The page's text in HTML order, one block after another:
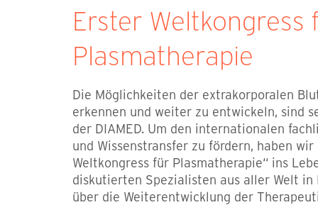
Erster Weltkongress
Plasmatherapie
Die Möglichkeiten der extrakorporalen
erkennen und weiter zu entwickeln, sind
der DIAMED. Um den internationalen
und Wissenstransfer zu fördern, haben wir
Weltkongress für Plasmatherapie“ ins
diskutierten Spezialisten aus aller Welt in
über die Weiterentwicklung der